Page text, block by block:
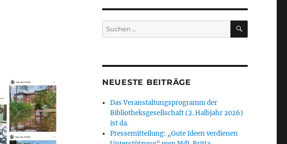
Suchen
nach:
SUCHEN
NEUESTE BEITRÄGE
Das Veranstaltungsprogramm der
Bibliotheksgesellschaft (2. Halbjahr 2026)
ist da.
Pressemitteilung: „Gute Ideen verdienen